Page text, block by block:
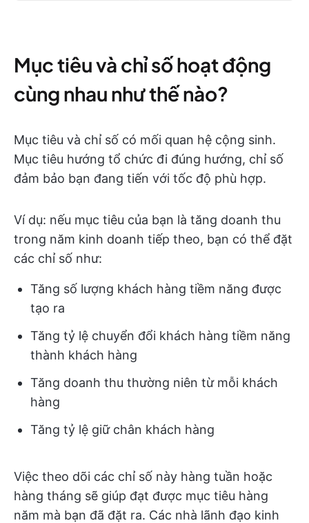
Mục tiêu và chỉ số hoạt động
cùng nhau như thế nào?
Mục tiêu và chỉ số có mối quan hệ cộng sinh.
Mục tiêu hướng tổ chức đi đúng hướng, chỉ số
đảm bảo bạn đang tiến với tốc độ phù hợp.
Ví dụ: nếu mục tiêu của bạn là tăng doanh thu
trong năm kinh doanh tiếp theo, bạn có thể đặt
các chỉ số như:
Tăng số lượng khách hàng tiềm năng được
tạo ra
Tăng tỷ lệ chuyển đổi khách hàng tiềm năng
thành khách hàng
Tăng doanh thu thường niên từ mỗi khách
hàng
Tăng tỷ lệ giữ chân khách hàng
Việc theo dõi các chỉ số này hàng tuần hoặc
hàng tháng sẽ giúp đạt được mục tiêu hàng
năm mà bạn đã đặt ra. Các nhà lãnh đạo kinh